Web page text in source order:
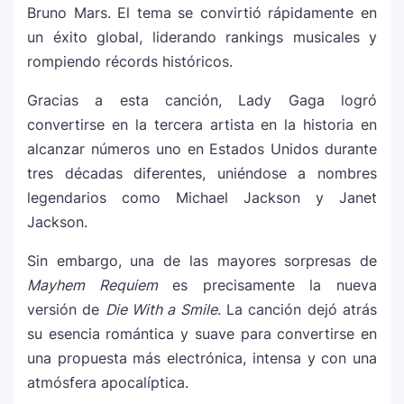
Justin Bieber rompe récord en Coachella
2026: el artista mejor pagado de la
12
Farándula ::. Isadora, hija de Chayanne,
logra su primera nominación a los Latin
Grammy 2025
Bruno Mars. El tema se convirtió rápidamente en
un éxito global, liderando rankings musicales y
rompiendo récords históricos.
Gracias a esta canción, Lady Gaga logró
convertirse en la tercera artista en la historia en
alcanzar números uno en Estados Unidos durante
tres décadas diferentes, uniéndose a nombres
legendarios como Michael Jackson y Janet
Jackson.
Sin embargo, una de las mayores sorpresas de
Mayhem Requiemes precisamente la nueva
versión de Die With a Smile. La canción dejó atrás
su esencia romántica y suave para convertirse en
una propuesta más electrónica, intensa y con una
atmósfera apocalíptica.